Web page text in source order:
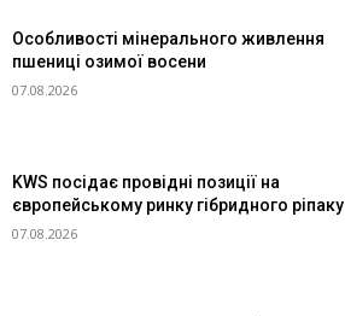
Особливості мінерального живлення
пшениці озимої восени
07.08.2026
KWS посідає провідні позиції на
європейському ринку гібридного ріпаку
07.08.2026